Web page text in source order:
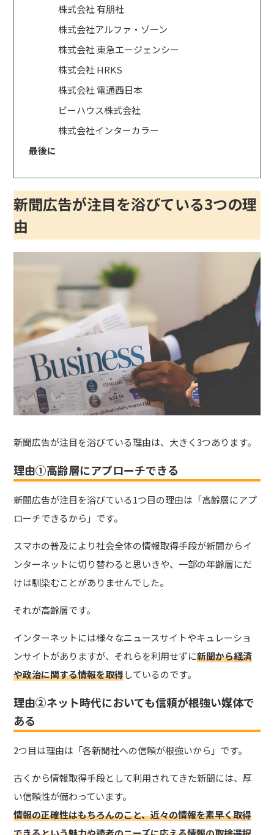
株式会社 有朋社
株式会社アルファ・ゾーン
株式会社 東急エージェンシー
株式会社 HRKS
株式会社 電通西日本
ビーハウス株式会社
株式会社インターカラー
最後に
新聞広告が注目を浴びている3つの理
由
新聞広告が注目を浴びている理由は、大きく3つあります。
理由①高齢層にアプローチできる
新聞広告が注目を浴びている1つ目の理由は「高齢層にアプ
ローチできるから」です。
スマホの普及により社会全体の情報取得手段が新聞からイ
ンターネットに切り替わると思いきや、一部の年齢層にだ
けは馴染むことがありませんでした。
それが高齢層です。
インターネットには様々なニュースサイトやキュレーショ
ンサイトがありますが、それらを利用せずに新聞から経済
や政治に関する情報を取得しているのです。
理由②ネット時代においても信頼が根強い媒体で
ある
2つ目は理由は「各新聞社への信頼が根強いから」です。
古くから情報取得手段として利用されてきた新聞には、厚
い信頼性が備わっています。
情報の正確性はもちろんのこと、近々の情報を素早く取得